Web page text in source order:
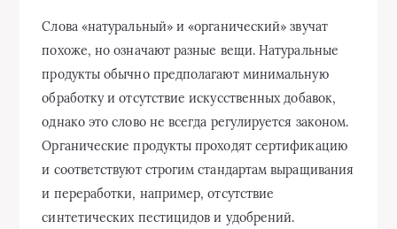
Слова «натуральный» и «органический» звучат
похоже, но означают разные вещи. Натуральные
продукты обычно предполагают минимальную
обработку и отсутствие искусственных добавок,
однако это слово не всегда регулируется законом.
Органические продукты проходят сертификацию
и соответствуют строгим стандартам выращивания
и переработки, например, отсутствие
синтетических пестицидов и удобрений.